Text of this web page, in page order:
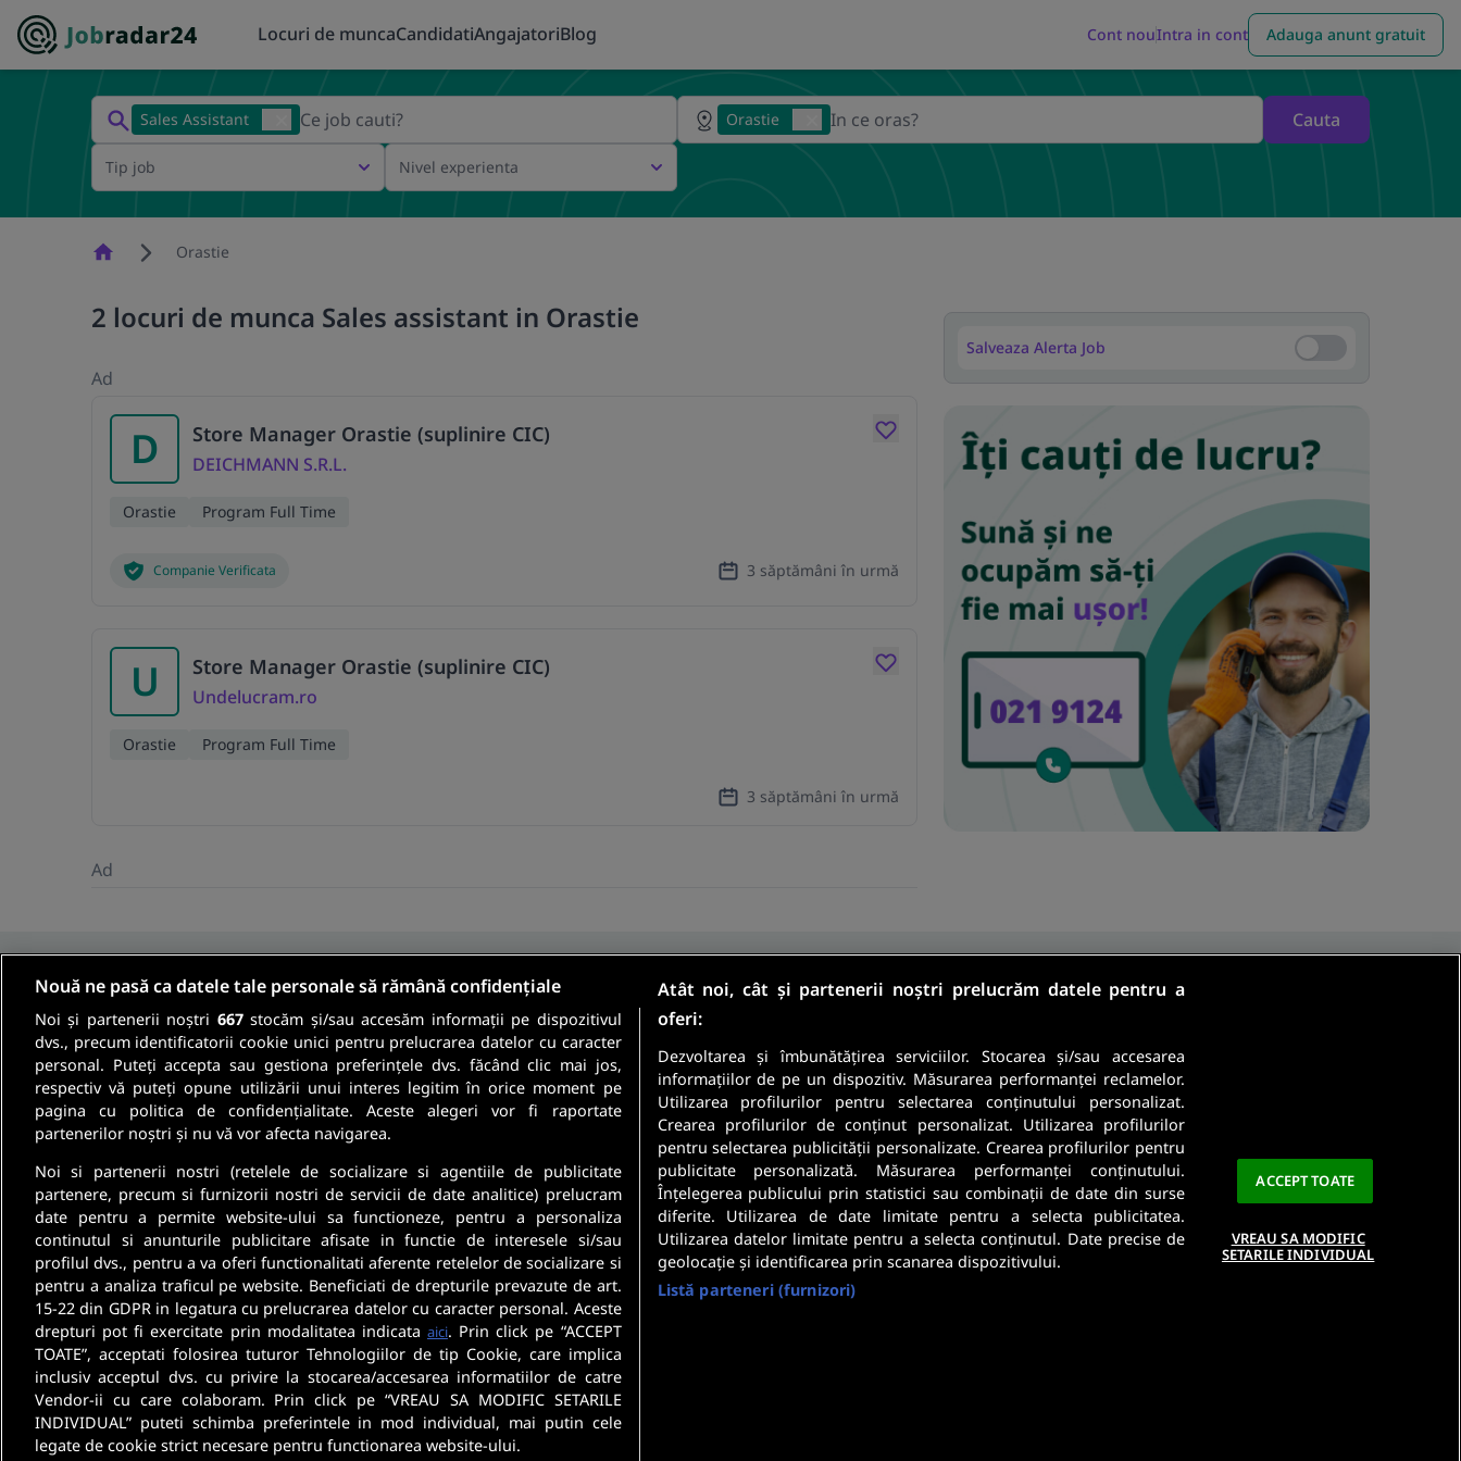
Locuri de muncaCandidatiAngajatoriBlog Cont nouIntra in cont Adauga anunt gratuit
Sales Assistant Orastie Cauta
Tip job Nivel experienta
HomepageOrastie
2 locuri de munca Sales assistant in Orastie
Ad
D Store Manager Orastie (suplinire CIC)
DEICHMANN S.R.L.
Orastie Program Full Time
Companie Verificata 3 săptămâni în urmă
U Store Manager Orastie (suplinire CIC)
Undelucram.ro
Orastie Program Full Time
3 săptămâni în urmă
Ad
Salveaza Alerta Job Salveaza Alerta Job
Fii informat
Aboneaza-te la newsletter-ul nostru si primeste cele mai recente
oferte de munca si informatii despre cariera direct in inbox-ul tau.
Sunt angajator
Securitatea datelor dumneavoastra este importanta pentru noi. CitestePolitica De
Confidentialitate.
Nouă ne pasă ca datele tale personale să rămână confidențiale
Noi și partenerii noștri 667stocăm și/sau accesăm informații pe dispozitivul
dvs., precum identificatorii cookie unici pentru prelucrarea datelor cu caracter
personal. Puteți accepta sau gestiona preferințele dvs. făcând clic mai jos,
respectiv vă puteți opune utilizării unui interes legitim în orice moment pe
pagina cu politica de confidențialitate. Aceste alegeri vor fi raportate
partenerilor noștri și nu vă vor afecta navigarea.
Noi si partenerii nostri (retelele de socializare si agentiile de publicitate
partenere, precum si furnizorii nostri de servicii de date analitice) prelucram
date pentru a permite website-ului sa functioneze, pentru a personaliza
continutul si anunturile publicitare afisate in functie de interesele si/sau
profilul dvs., pentru a va oferi functionalitati aferente retelelor de socializare si
pentru a analiza traficul pe website. Beneficiati de drepturile prevazute de art.
15-22 din GDPR in legatura cu prelucrarea datelor cu caracter personal. Aceste
drepturi pot fi exercitate prin modalitatea indicata aici. Prin click pe “ACCEPT
TOATE”, acceptati folosirea tuturor Tehnologiilor de tip Cookie, care implica
inclusiv acceptul dvs. cu privire la stocarea/accesarea informatiilor de catre
Vendor-ii cu care colaboram. Prin click pe “VREAU SA MODIFIC SETARILE
INDIVIDUAL” puteti schimba preferintele in mod individual, mai putin cele
legate de cookie strict necesare pentru functionarea website-ului.
Atât noi, cât și partenerii noștri prelucrăm datele pentru a
oferi:
Dezvoltarea și îmbunătățirea serviciilor. Stocarea și/sau accesarea
informațiilor de pe un dispozitiv. Măsurarea performanței reclamelor.
Utilizarea profilurilor pentru selectarea conținutului personalizat.
Crearea profilurilor de conținut personalizat. Utilizarea profilurilor
pentru selectarea publicității personalizate. Crearea profilurilor pentru
publicitate personalizată. Măsurarea performanței conținutului.
Înțelegerea publicului prin statistici sau combinații de date din surse
diferite. Utilizarea de date limitate pentru a selecta publicitatea.
Utilizarea datelor limitate pentru a selecta conținutul. Date precise de
geolocație și identificarea prin scanarea dispozitivului.
Listă parteneri (furnizori)
ACCEPT TOATE
VREAU SA MODIFIC
SETARILE INDIVIDUAL